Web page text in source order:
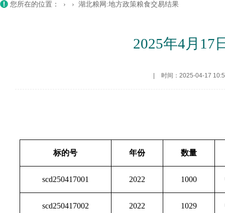
您所在的位置： › › 湖北粮网:地方政策粮食交易结果
2025年4月17
时间：2025-04-17
标的号 年份 数量
scd250417001 2022 1000
scd250417002 2022 1029